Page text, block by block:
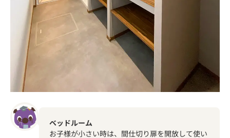
ベッドルーム
お子様が小さい時は、間仕切り扉を開放して使い